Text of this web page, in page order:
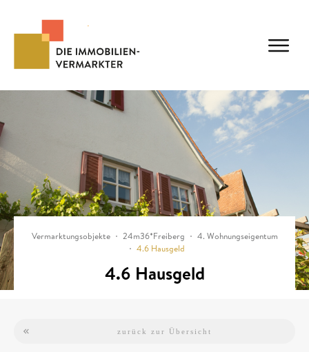
Vermarktungsobjekte 24m36*Freiberg
4. Wohnungseigentum
4.6 Hausgeld
4.6 Hausgeld
zurück zur Übersicht